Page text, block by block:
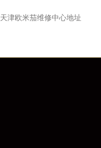
天津欧米茄维修中心地址